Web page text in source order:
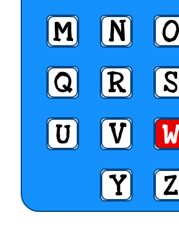
M
N O
Q
R S
U
V W
Y
Z